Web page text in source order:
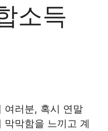
소득
여러분, 혹시 연말
막막함을 느끼고 계